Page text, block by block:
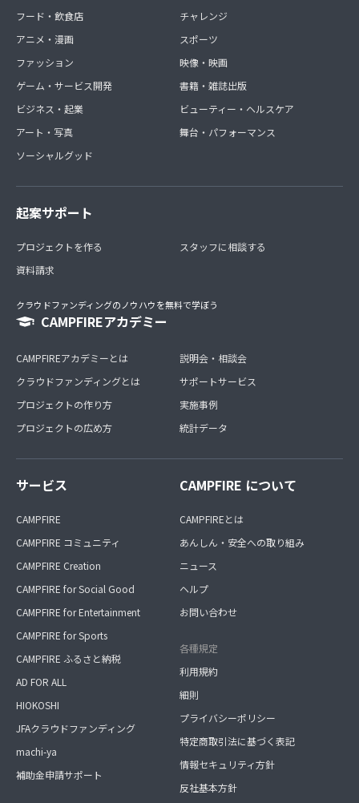
フード・飲食店
アニメ・漫画
ファッション
ゲーム・サービス開発
ビジネス・起業
アート・写真
ソーシャルグッド
チャレンジ
スポーツ
映像・映画
書籍・雑誌出版
ビューティー・ヘルスケア
舞台・パフォーマンス
起案サポート
プロジェクトを作る
資料請求
スタッフに相談する
クラウドファンディングのノウハウを無料で学ぼう
CAMPFIREアカデミー
CAMPFIREアカデミーとは
クラウドファンディングとは
プロジェクトの作り方
プロジェクトの広め方
説明会・相談会
サポートサービス
実施事例
統計データ
サービス
CAMPFIRE
CAMPFIRE コミュニティ
CAMPFIRE Creation
CAMPFIRE for Social Good
CAMPFIRE for Entertainment
CAMPFIRE for Sports
CAMPFIRE ふるさと納税
AD FOR ALL
HIOKOSHI
JFAクラウドファンディング
machi-ya
補助金申請サポート
CAMPFIRE について
CAMPFIREとは
あんしん・安全への取り組み
ニュース
ヘルプ
お問い合わせ
各種規定
利用規約
細則
プライバシーポリシー
特定商取引法に基づく表記
情報セキュリティ方針
反社基本方針